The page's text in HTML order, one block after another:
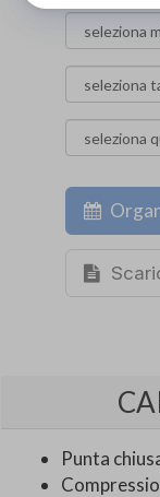
Punta